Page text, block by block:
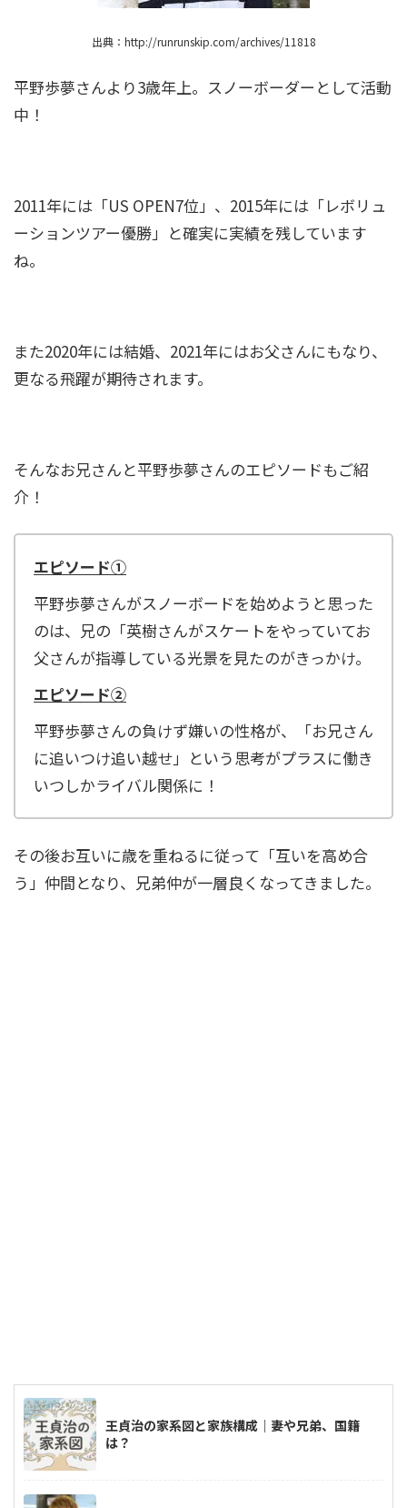
小林陵侑４兄弟と家族構成を画像で紹介！経歴
渡邊雄太(バスケ)の身長は2m超！両親も背が高
神経抜群！震災経験も？
出典：http://runrunskip.com/archives/11818
平野歩夢さんより3歳年上。スノーボーダーとして活動
中！
2011年には「US OPEN7位」、2015年には「レボリュ
ーションツアー優勝」と確実に実績を残しています
ね。
また2020年には結婚、2021年にはお父さんにもなり、
更なる飛躍が期待されます。
そんなお兄さんと平野歩夢さんのエピソードもご紹
介！
エピソード①
平野歩夢さんがスノーボードを始めようと思った
のは、兄の「英樹さんがスケートをやっていてお
父さんが指導している光景を見たのがきっかけ。
エピソード②
平野歩夢さんの負けず嫌いの性格が、「お兄さん
に追いつけ追い越せ」という思考がプラスに働き
いつしかライバル関係に！
その後お互いに歳を重ねるに従って「互いを高め合
う」仲間となり、兄弟仲が一層良くなってきました。
王貞治の家系図と家族構成｜妻や兄弟、国籍
は？